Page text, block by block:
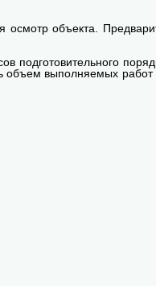
осмотр объекта.
подготовительного
объем выполняемых работ